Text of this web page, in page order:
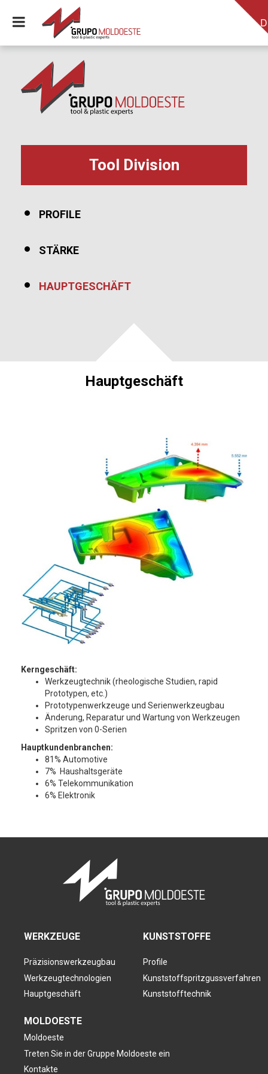
Tool Division
PROFILE
STÄRKE
HAUPTGESCHÄFT
Hauptgeschäft
Kerngeschäft:
Werkzeugtechnik (rheologische Studien, rapid
Prototypen, etc.)
Prototypenwerkzeuge und Serienwerkzeugbau
Änderung, Reparatur und Wartung von Werkzeugen
Spritzen von 0-Serien
Hauptkundenbranchen:
81% Automotive
7% Haushaltsgeräte
6% Telekommunikation
6% Elektronik
WERKZEUGE
Präzisionswerkzeugbau
Werkzeugtechnologien
Hauptgeschäft
KUNSTSTOFFE
Profile
Kunststoffspritzgussverfahren
Kunststofftechnik
MOLDOESTE
Moldoeste
Treten Sie in der Gruppe Moldoeste ein
Kontakte